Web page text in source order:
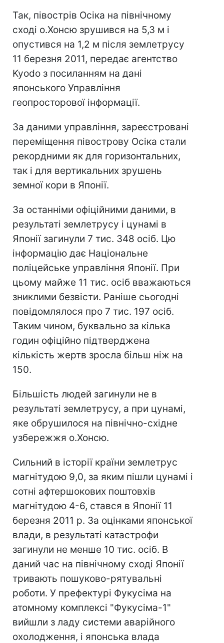
Так, півострів Осіка на північному
сході о.Хонсю зрушився на 5,3 м і
опустився на 1,2 м після землетрусу
11 березня 2011, передає агентство
Kyodo з посиланням на дані
японського Управління
геопросторової інформації.
За даними управління, зареєстровані
переміщення півострову Осіка стали
рекордними як для горизонтальних,
так і для вертикальних зрушень
земної кори в Японії.
За останніми офіційними даними, в
результаті землетрусу і цунамі в
Японії загинули 7 тис. 348 осіб. Цю
інформацію дає Національне
поліцейське управління Японії. При
цьому майже 11 тис. осіб вважаються
зниклими безвісти. Раніше сьогодні
повідомлялося про 7 тис. 197 осіб.
Таким чином, буквально за кілька
годин офіційно підтверджена
кількість жертв зросла більш ніж на
150.
Більшість людей загинули не в
результаті землетрусу, а при цунамі,
яке обрушилося на північно-східне
узбережжя о.Хонсю.
Сильний в історії країни землетрус
магнітудою 9,0, за яким пішли цунамі і
сотні афтершокових поштовхів
магнітудою 4-6, стався в Японії 11
березня 2011 р. За оцінками японської
влади, в результаті катастрофи
загинули не менше 10 тис. осіб. В
даний час на північному сході Японії
тривають пошуково-рятувальні
роботи. У префектурі Фукусіма на
атомному комплексі "Фукусіма-1"
вийшли з ладу системи аварійного
охолодження, і японська влада